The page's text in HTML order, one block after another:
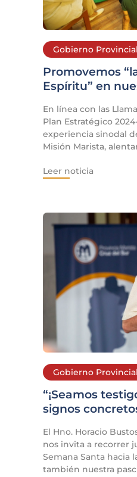
Gobierno Provincial
Promovemos
Espíritu” en
En línea con las
Plan Estratégico
experiencia sinodal
Misión Marista,
Leer noticia
Gobierno Provincial
“¡Seamos
signos
El Hno. Horacio
nos invita a recorrer
Semana Santa hacia
también nuestra